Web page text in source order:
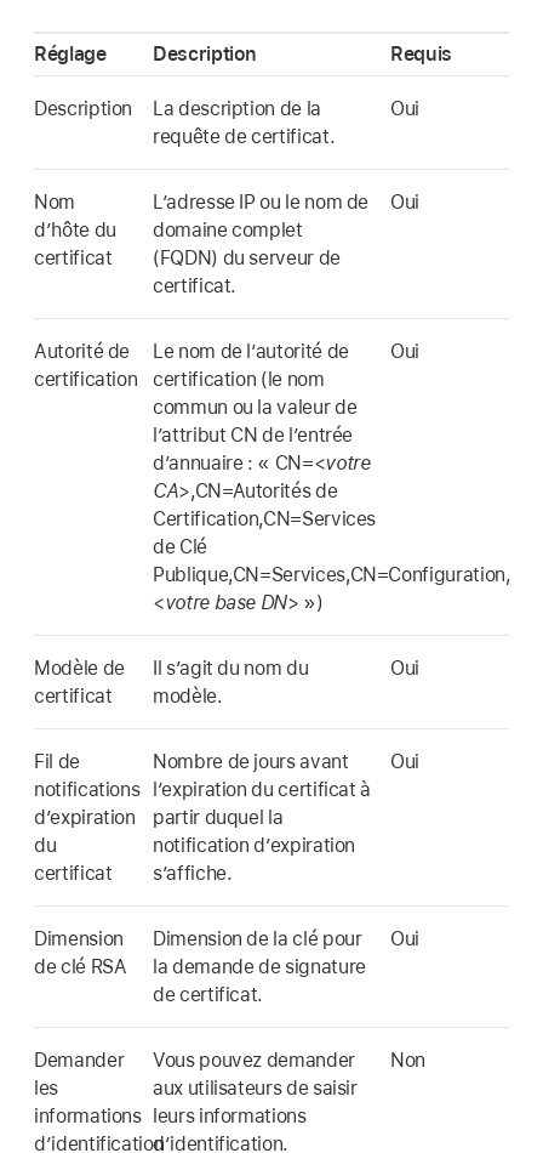
Réglage Description Requis
Description
La description de la
requête de certificat.
Oui
Nom
d’hôte du
certificat
L’adresse IP ou le nom de
domaine complet
(FQDN) du serveur de
certificat.
Oui
Autorité de
certification
Le nom de l’autorité de
certification (le nom
commun ou la valeur de
l’attribut CN de l’entrée
d’annuaire : « CN=<votre
CA>,CN=Autorités de
Certification,CN=Services
de Clé
Publique,CN=Services,CN=Configuration,
<votre base DN> »)
Oui
Modèle de
certificat
Il s’agit du nom du
modèle.
Oui
Fil de
notifications
d’expiration
du
certificat
Nombre de jours avant
l’expiration du certificat à
partir duquel la
notification d’expiration
s’affiche.
Oui
Dimension
de clé RSA
Dimension de la clé pour
la demande de signature
de certificat.
Oui
Demander
les
informations
dʼidentification
Vous pouvez demander
aux utilisateurs de saisir
leurs informations
dʼidentification.
Non